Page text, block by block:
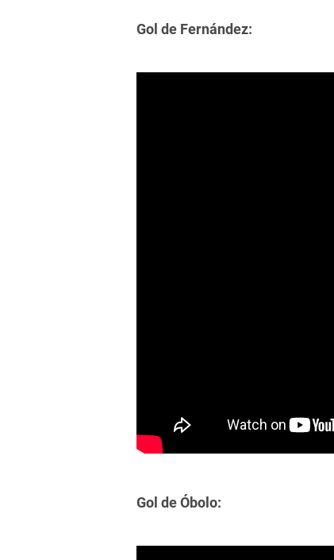
Gol de Fernández:
Gol de Óbolo: